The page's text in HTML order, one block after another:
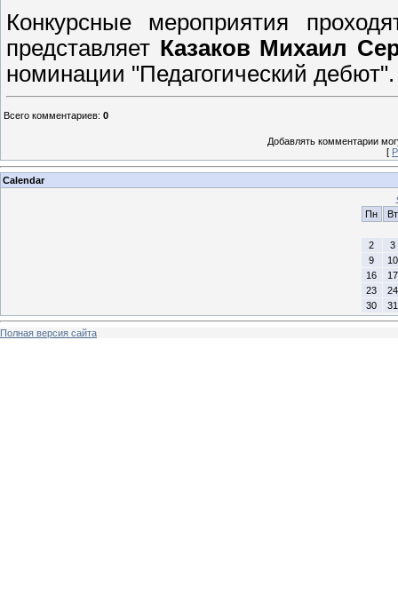
Конкурсные мероприятия
представляет Казаков Михаил
номинации "Педагогический дебют".
Всего комментариев: 0
Добавлять комментарии
[
Calendar
Пн
Вт
2
3
9
10
16
17
23
24
30
31
Полная версия сайта